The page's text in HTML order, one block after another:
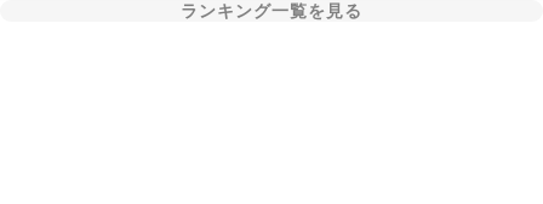
ランキング一覧を見る